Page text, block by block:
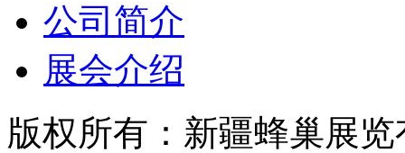
公司简介
展会介绍
版权所有：新疆蜂巢展